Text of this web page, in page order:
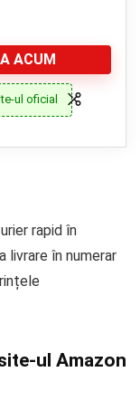
ACUM
ul oficial
rapid în
în numerar
ul Amazon